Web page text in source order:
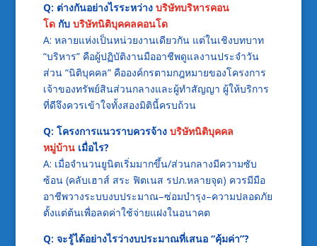
Q: ต่างกันอย่างไรระหว่าง บริษัทบริหารคอน
โดกับ บริษัทนิติบุคคลคอนโด
A: หลายแห่งเป็นหน่วยงานเดียวกัน แต่ในเชิงบทบาท
“บริหาร” คือผู้ปฏิบัติงานมืออาชีพดูแลงานประจำวัน
ส่วน “นิติบุคคล” คือองค์กรตามกฎหมายของโครงการ
เจ้าของทรัพย์สินส่วนกลางและผู้ทำสัญญา ผู้ให้บริการ
ที่ดีจึงควรเข้าใจทั้งสองมิตินี้ครบถ้วน
Q: โครงการแนวราบควรจ้าง บริษัทนิติบุคคล
หมู่บ้านเมื่อไร?
A: เมื่อจำนวนยูนิตเริ่มมากขึ้น/ส่วนกลางมีความซับ
ซ้อน (คลับเฮาส์ สระ ฟิตเนส รปภ.หลายจุด) ควรมีมือ
อาชีพวางระบบงบประมาณ–ซ่อมบำรุง–ความปลอดภัย
ตั้งแต่ต้นเพื่อลดค่าใช้จ่ายแฝงในอนาคต
Q: จะรู้ได้อย่างไรว่างบประมาณที่เสนอ “คุ้มค่า”?